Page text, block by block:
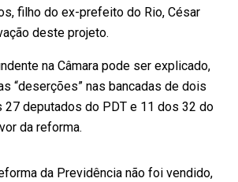
filho do ex-prefeito do Rio, César
deste projeto.
na Câmara pode ser explicado,
“deserções” nas bancadas de dois
27 deputados do PDT e 11 dos 32 do
da reforma.
da Previdência não foi vendido,